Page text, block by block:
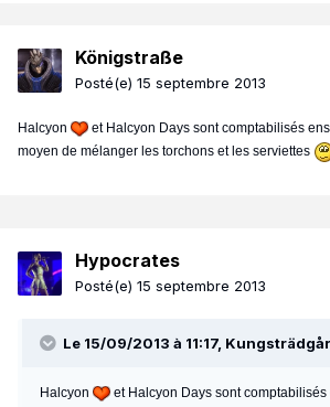
Königstraße
Posté(e) 15 septembre 2013
Halcyon
et Halcyon Days sont comptabilisés
moyen de mélanger les torchons et les serviettes
Hypocrates
Posté(e) 15 septembre 2013
Le 15/09/2013 à 11:17,
Halcyon
et Halcyon Days sont